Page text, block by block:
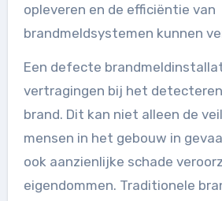
opleveren en de efficiëntie van
brandmeldsystemen kunnen
Een defecte
vertragingen bij het
brand. Dit kan niet alleen de
mensen in het gebouw in
ook aanzienlijke schade
eigendommen. Traditionele